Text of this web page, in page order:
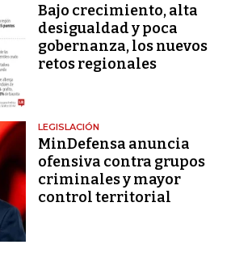
Bajo crecimiento, alta
desigualdad y poca
gobernanza, los nuevos
retos regionales
LEGISLACIÓN
MinDefensa anuncia
ofensiva contra grupos
criminales y mayor
control territorial